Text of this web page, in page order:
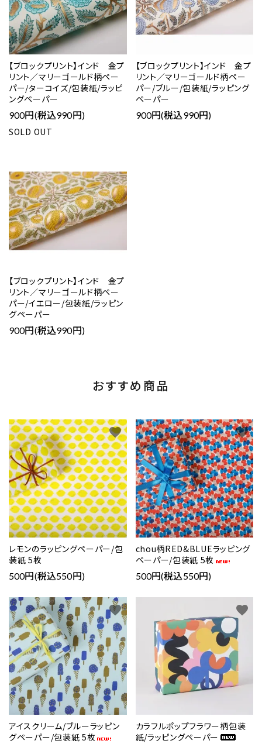
【ブロックプリント】インド 金プ
リント／マリーゴールド柄ペー
パー/ターコイズ/包装紙/ラッピ
ングペーパー
900円(税込990円)
SOLD OUT
【ブロックプリント】インド 金プ
リント／マリーゴールド柄ペー
パー/ブルー/包装紙/ラッピング
ペーパー
900円(税込990円)
【ブロックプリント】インド 金プ
リント／マリーゴールド柄ペー
パー/イエロー/包装紙/ラッピン
グペーパー
900円(税込990円)
おすすめ商品
レモンのラッピングペーパー/包
装紙 5枚
500円(税込550円)
favorite
chou柄RED&BLUEラッピング
ペーパー/包装紙 5枚
500円(税込550円)
favorite
アイスクリーム/ブルーラッピン
グペーパー/包装紙 5枚
favorite
カラフルポップフラワー柄包装
紙/ラッピングペーパー
favorite